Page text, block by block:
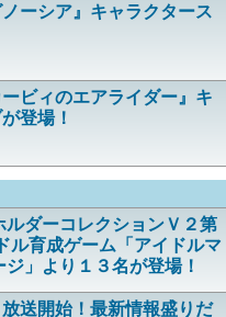
ーシア』キャラクタース
ビィのエアライダー』キ
登場！
ルダーコレクションＶ２第
ル育成ゲーム「アイドルマ
」より１３名が登場！
送開始！最新情報盛りだ